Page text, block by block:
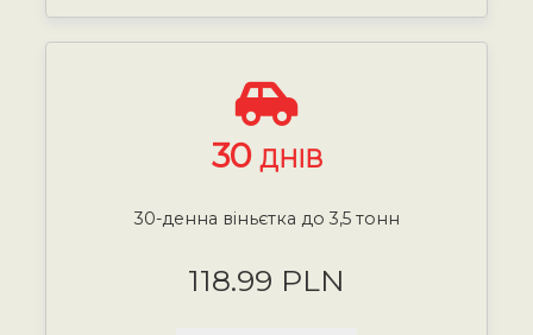
30 ДНІВ
30-денна віньєтка до 3,5 тонн
118.99 PLN